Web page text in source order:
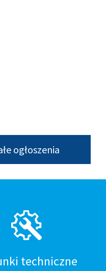
ogłoszenia
techniczne